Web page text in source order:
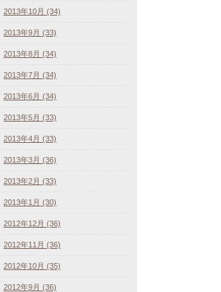
2013年10月 (34)
2013年9月 (33)
2013年8月 (34)
2013年7月 (34)
2013年6月 (34)
2013年5月 (33)
2013年4月 (33)
2013年3月 (36)
2013年2月 (33)
2013年1月 (30)
2012年12月 (36)
2012年11月 (36)
2012年10月 (35)
2012年9月 (36)